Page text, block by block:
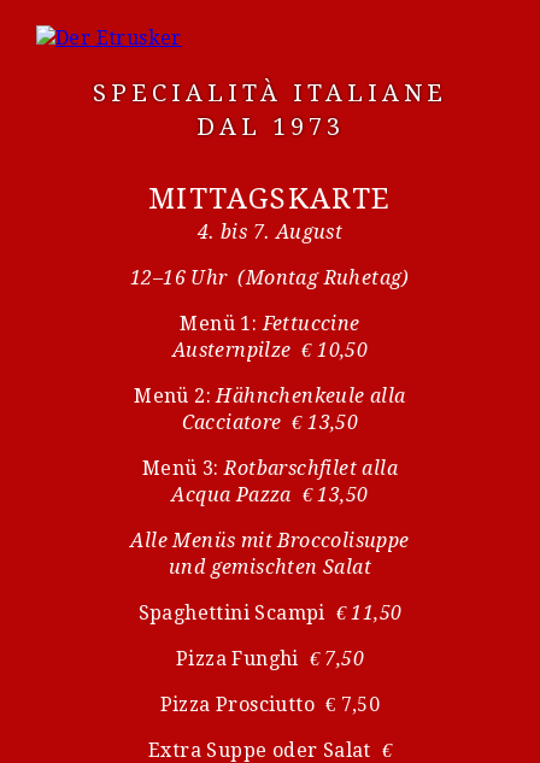
SPECIALITÀ ITALIANE
DAL 1973
MITTAGSKARTE
4. bis 7. August
12–16 Uhr (Montag Ruhetag)
Menü 1: Fettuccine
Austernpilze € 10,50
Menü 2: Hähnchenkeule alla
Cacciatore € 13,50
Menü 3: Rotbarschfilet alla
Acqua Pazza € 13,50
Alle Menüs mit Broccolisuppe
und gemischten Salat
Spaghettini Scampi € 11,50
Pizza Funghi € 7,50
Pizza Prosciutto € 7,50
Extra Suppe oder Salat €